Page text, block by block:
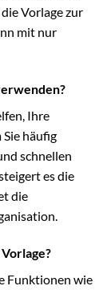
Vorlage zur
mit nur
Ihre
häufig
schnellen
es die
die
Funktionen wie